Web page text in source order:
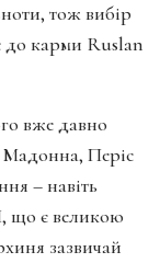
тож вибір
карми Ruslan
вже давно
Мадонна, Періс
– навіть
що є великою
зазвичай